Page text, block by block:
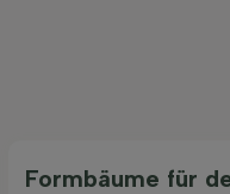
Formbäume für